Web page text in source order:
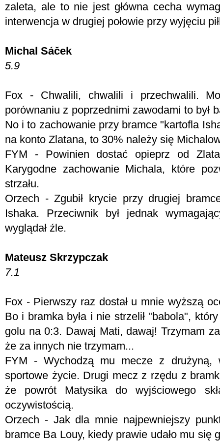
zaleta, ale to nie jest główna cecha
interwencja w drugiej połowie przy wyjęciu
Michal Sáček
5.9
Fox - Chwalili, chwalili i przechwalili.
porównaniu z poprzednimi zawodami to był
No i to zachowanie przy bramce "kartofla
na konto Zlatana, to 30% należy się
FYM - Powinien dostać opieprz od
Karygodne zachowanie Michala, które
strzału.
Orzech - Zgubił krycie przy drugiej
Ishaka. Przeciwnik był jednak
wyglądał źle.
Mateusz Skrzypczak
7.1
Fox - Pierwszy raz dostał u mnie wyższą
Bo i bramka była i nie strzelił "babola",
golu na 0:3. Dawaj Mati, dawaj! Trzymam
że za innych nie trzymam...
FYM -Wychodzą mu mecze z drużyną,
sportowe życie. Drugi mecz z rzędu z
że powrót Matysika do wyjściowego
oczywistością.
Orzech - Jak dla mnie najpewniejszy
bramce Ba Louy, kiedy prawie udało mu się